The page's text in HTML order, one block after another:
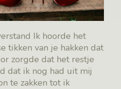
Ik hoorde het
tikken van je hakken dat
zorgde dat het restje
dat ik nog had uit mij
te zakken tot ik